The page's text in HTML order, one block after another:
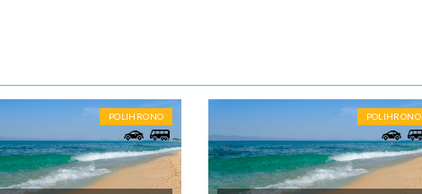
JE UKLJUČENO
aranžmana obuhvata: - Prevoz turističkim autobusom (visokopodni ili
audio i video opremljenost, klima, wi-fi) ili sopstvenim prevozom do
POLIHRONO POLIHRONO